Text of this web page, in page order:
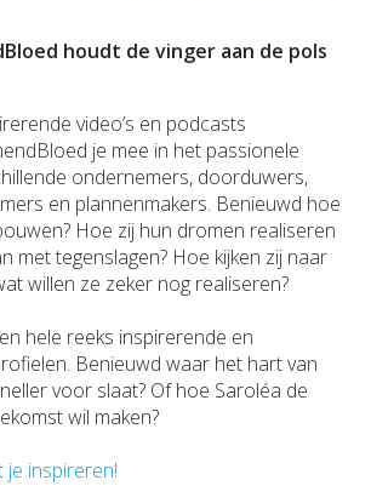
houdt de vinger aan de pols
video’s en podcasts
je mee in het passionele
ondernemers, doorduwers,
en plannenmakers. Benieuwd hoe
Hoe zij hun dromen realiseren
met tegenslagen? Hoe kijken zij naar
willen ze zeker nog realiseren?
hele reeks inspirerende en
Benieuwd waar het hart van
voor slaat? Of hoe Saroléa de
wil maken?
je inspireren!